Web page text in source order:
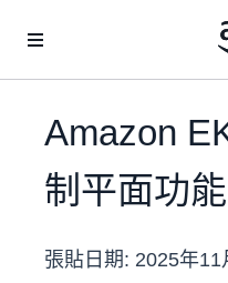
Amazon
制平面功能
張貼日期: 2025年11